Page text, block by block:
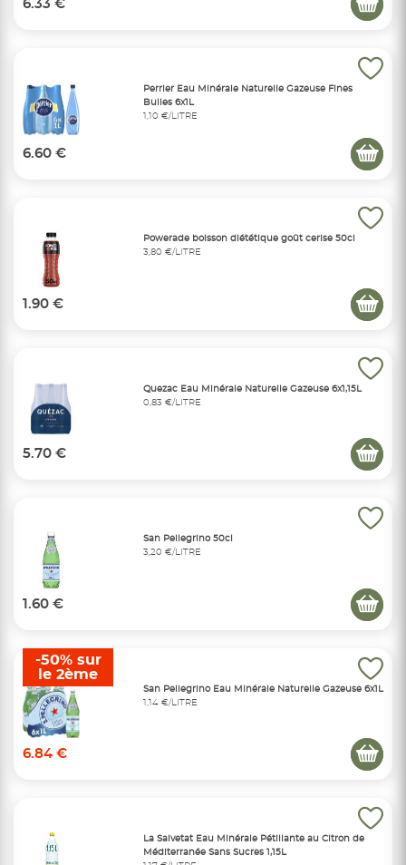
6.33 €
Perrier Eau Minérale Naturelle Gazeuse Fines
Bulles 6x1L
1,10 €/LITRE
6.60 €
Powerade boisson diététique goût cerise 50cl
3,80 €/LITRE
1.90 €
Quezac Eau Minérale Naturelle Gazeuse 6x1,15L
0,83 €/LITRE
5.70 €
San Pellegrino 50cl
3,20 €/LITRE
1.60 €
San Pellegrino Eau Minérale Naturelle Gazeuse 6x1L
1,14 €/LITRE
6.84 €
-50% sur
le 2ème
La Salvetat Eau Minérale Pétillante au Citron de
Méditerranée Sans Sucres 1,15L